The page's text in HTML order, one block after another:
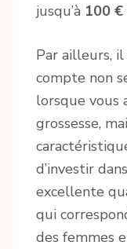
jusqu’à 100
Par ailleurs,
compte non
lorsque vous
grossesse,
d’investir
excellente
qui
des femmes